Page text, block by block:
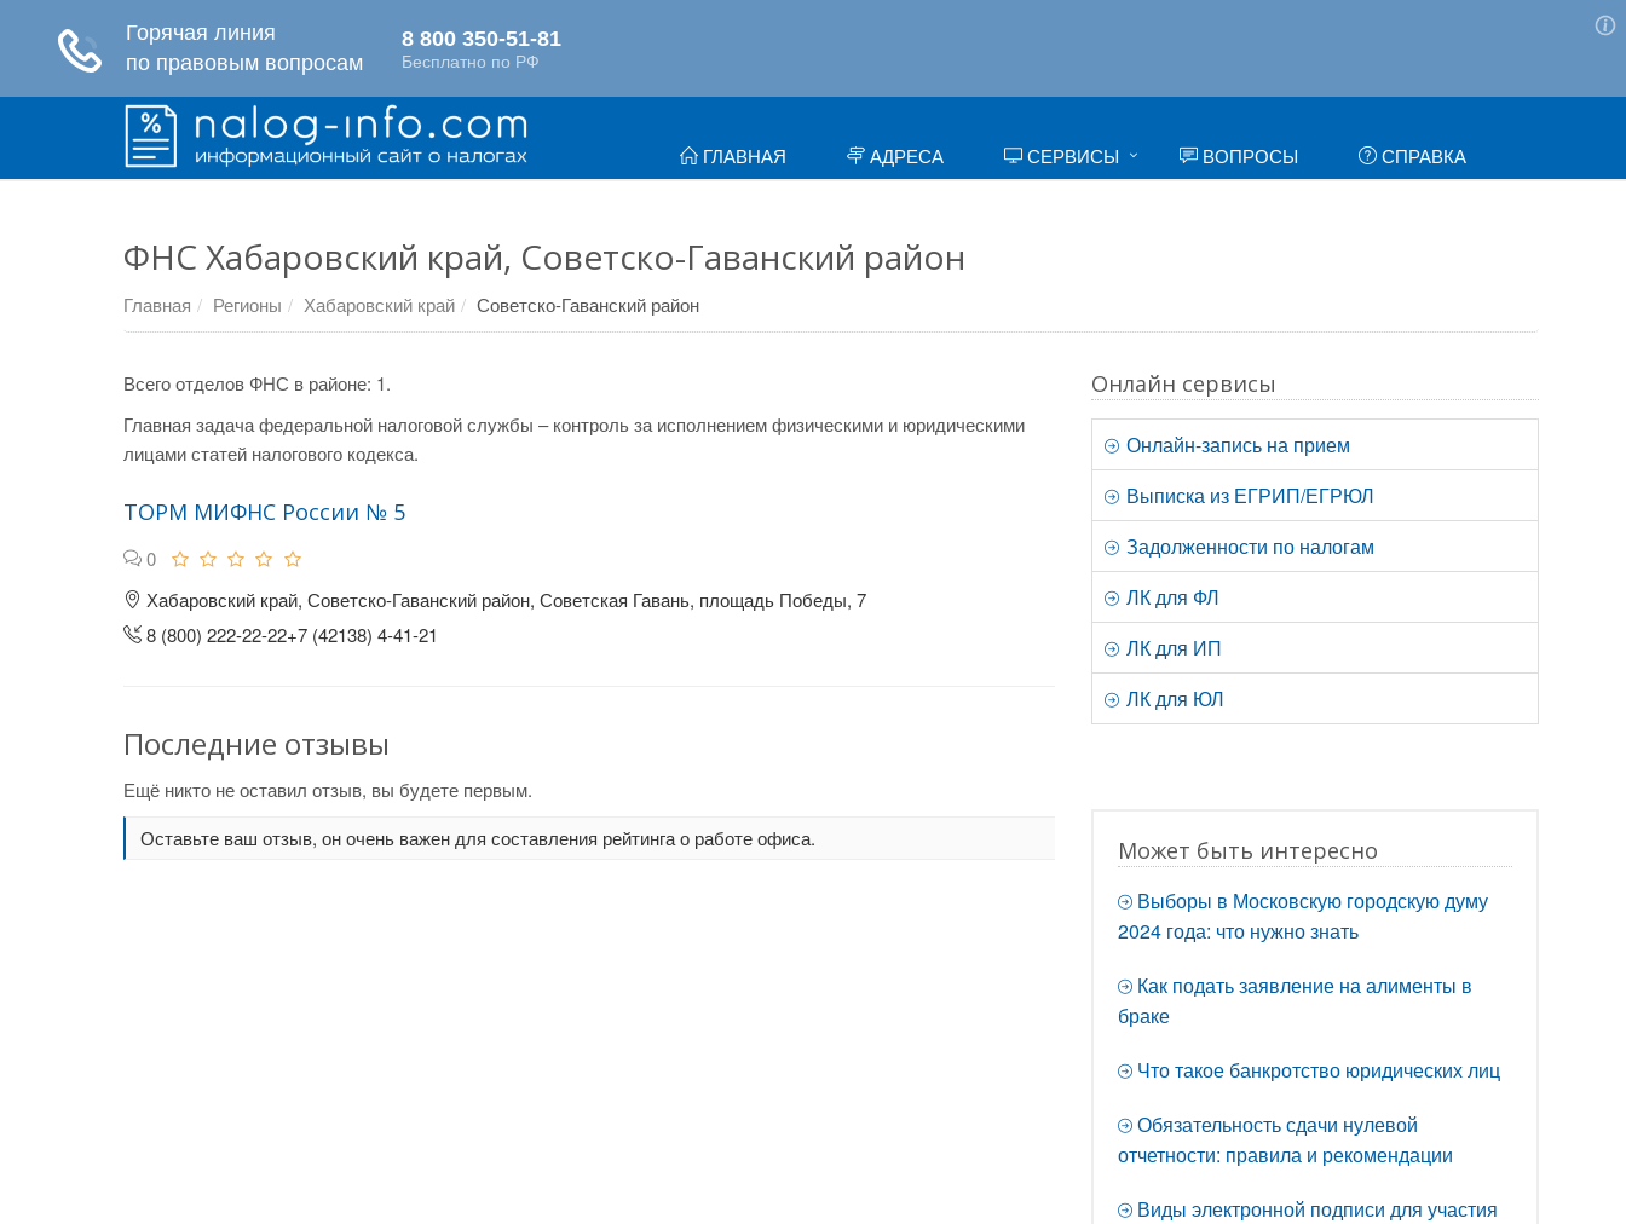
ГЛАВНАЯ АДРЕСА СЕРВИСЫ ВОПРОСЫ СПРАВКА
ФНС Хабаровский край, Советско-Гаванский район
Главная Регионы Хабаровский край Советско-Гаванский район
Всего отделов ФНС в районе: 1.
Главная задача федеральной налоговой службы – контроль за исполнением физическими и юридическими
лицами статей налогового кодекса.
ТОРМ МИФНС России № 5
0
Хабаровский край, Советско-Гаванский район, Советская Гавань, площадь Победы, 7
8 (800) 222-22-22+7 (42138) 4-41-21
Последние отзывы
Ещё никто не оставил отзыв, вы будете первым.
Оставьте ваш отзыв, он очень важен для составления рейтинга о работе офиса.
Онлайн сервисы
Онлайн-запись на прием
Выписка из ЕГРИП/ЕГРЮЛ
Задолженности по налогам
ЛК для ФЛ
ЛК для ИП
ЛК для ЮЛ
Может быть интересно
Выборы в Московскую городскую думу
2024 года: что нужно знать
Как подать заявление на алименты в
браке
Что такое банкротство юридических лиц
Обязательность сдачи нулевой
отчетности: правила и рекомендации
Виды электронной подписи для участия